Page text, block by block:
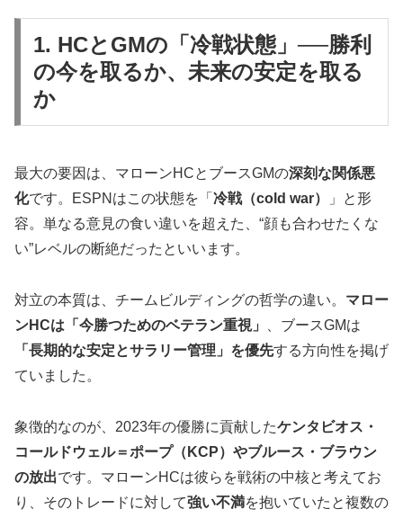
1. HCとGMの「冷戦状態」──勝利
の今を取るか、未来の安定を取る
か
最大の要因は、マローンHCとブースGMの深刻な関係悪
化です。ESPNはこの状態を「 冷戦（cold war）
」と形
容。単なる意見の食い違いを超えた、“顔も合わせたくな
い”レベルの断絶だったといいます。
対立の本質は、チームビルディングの哲学の違い。 マロー
ンHCは「今勝つためのベテラン重視」
、ブースGMは
「長期的な安定とサラリー管理」を優先する方向性を掲げ
ていました。
象徴的なのが、2023年の優勝に貢献したケンタビオス・
コールドウェル＝ポープ（KCP）やブルース・ブラウン
の放出です。マローンHCは彼らを戦術の中核と考えてお
り、そのトレードに対して強い不満を抱いていたと複数の